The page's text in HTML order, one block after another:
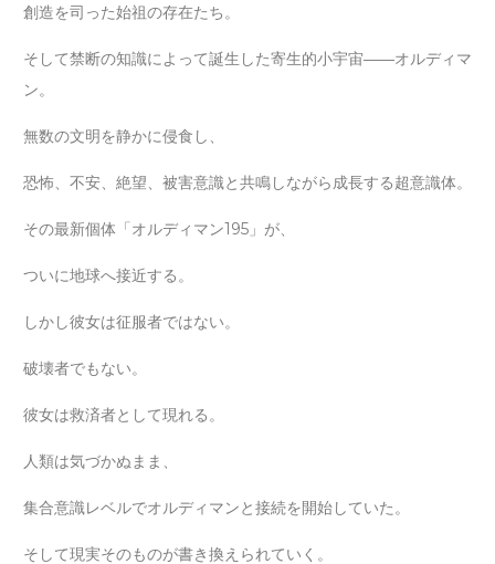
創造を司った始祖の存在たち。
そして禁断の知識によって誕生した寄生的小宇宙――オルディマ
ン。
無数の文明を静かに侵食し、
恐怖、不安、絶望、被害意識と共鳴しながら成長する超意識体。
その最新個体「オルディマン195」が、
ついに地球へ接近する。
しかし彼女は征服者ではない。
破壊者でもない。
彼女は救済者として現れる。
人類は気づかぬまま、
集合意識レベルでオルディマンと接続を開始していた。
そして現実そのものが書き換えられていく。